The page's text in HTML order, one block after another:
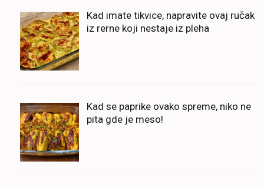
Kad imate tikvice, napravite ovaj ručak
iz rerne koji nestaje iz pleha
Kad se paprike ovako spreme, niko ne
pita gde je meso!